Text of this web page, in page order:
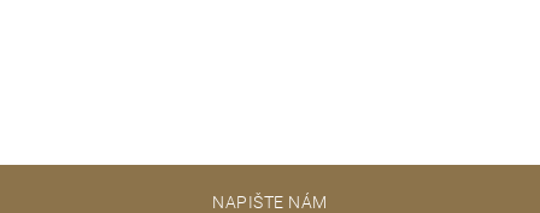
NAPIŠTE NÁM